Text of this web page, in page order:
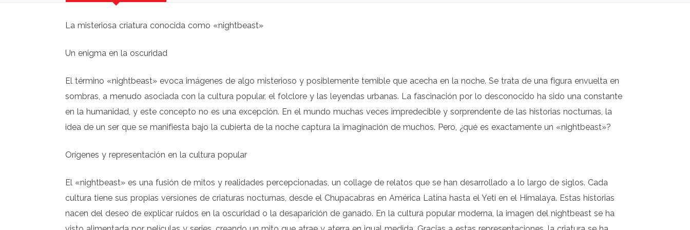
La misteriosa criatura conocida como «nightbeast»
Un enigma en la oscuridad
El término «nightbeast» evoca imágenes de algo misterioso y posiblemente temible que acecha en la noche. Se trata de una figura envuelta en
sombras, a menudo asociada con la cultura popular, el folclore y las leyendas urbanas. La fascinación por lo desconocido ha sido una constante
en la humanidad, y este concepto no es una excepción. En el mundo muchas veces impredecible y sorprendente de las historias nocturnas, la
idea de un ser que se manifiesta bajo la cubierta de la noche captura la imaginación de muchos. Pero, ¿qué es exactamente un «nightbeast»?
Orígenes y representación en la cultura popular
El «nightbeast» es una fusión de mitos y realidades percepcionadas, un collage de relatos que se han desarrollado a lo largo de siglos. Cada
cultura tiene sus propias versiones de criaturas nocturnas, desde el Chupacabras en América Latina hasta el Yeti en el Himalaya. Estas historias
nacen del deseo de explicar ruidos en la oscuridad o la desaparición de ganado. En la cultura popular moderna, la imagen del nightbeast se ha